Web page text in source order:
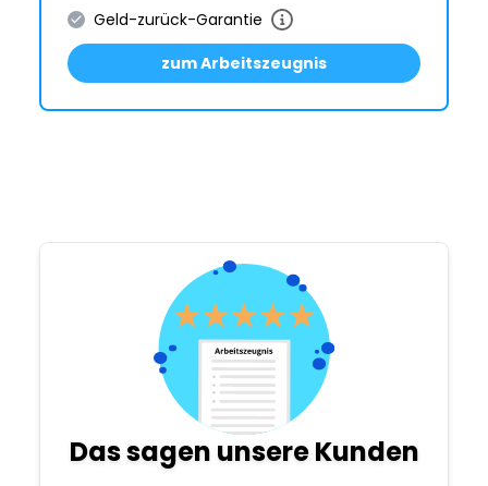
Geld-zurück-Garantie
zum Arbeitszeugnis
Das sagen unsere Kunden